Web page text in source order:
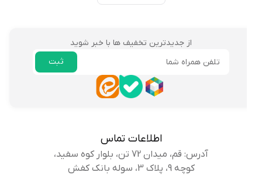
از جدیدترین تخفیف ها با خبر شوید
اطلاعات تماس
آدرس: قم، میدان 72 تن، بلوار کوه سفید،
کوچه 9، پلاک 3، سوله بانک کفش